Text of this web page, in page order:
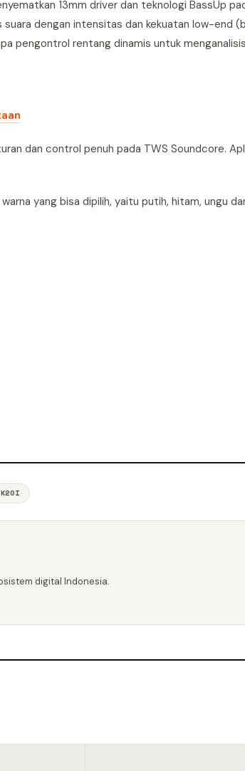
13mm driver dan teknologi BassUp
dengan intensitas dan kekuatan low-end
pengontrol rentang dinamis untuk
dan control penuh pada TWS Soundcore.
yang bisa dipilih, yaitu putih, hitam, ungu
K20I
digital Indonesia.